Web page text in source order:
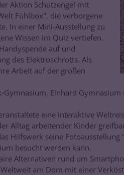
Aktion Schutzengel mit
Fühlbox", die verborgene
In einer Mini-Ausstellung zu
Wissen im Quiz vertiefen.
auf und
des Elektroschrotts. Als
Arbeit auf der großen
Gymnasium, Einhard
eine interaktive
Alltag arbeitender Kinder
Hilfswerk seine
besucht werden kann.
Alternativen rund um
am Dom mit einer